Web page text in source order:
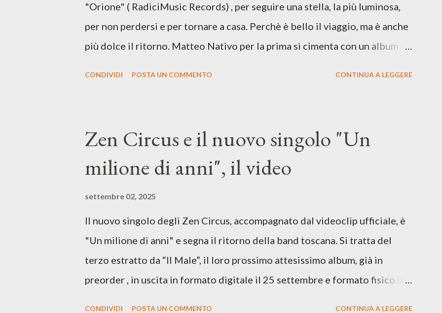
il suo nuovo percorso artistico con una composizi...
"Orione" ( RadiciMusic Records) , per seguire una stella, la più luminosa,
per non perdersi e per tornare a casa. Perchè è bello il viaggio, ma è anche
più dolce il ritorno. Matteo Nativo per la prima si cimenta con un album di
voce della cantautrice Silvia Conti. Perdersi. Dicevamo. Ed è da qui che il
nostro inizia questo concept musicale, con " Che ora è" , raccontando la
opprime, giusta condizione di sopraffazione: "Non so che ora è, che
giorno è, di questa estate che...". E' raro fare uscire come singolo una
cover, ma...
CONDIVIDI POSTA UN COMMENTO CONTINUA A LEGGERE
Zen Circus e il nuovo singolo "Un
milione di anni", il video
settembre 02, 2025
Il nuovo singolo degli Zen Circus, accompagnato dal videoclip ufficiale, è
"Un milione di anni" e segna il ritorno della band toscana. Si tratta del
terzo estratto da “Il Male”, il loro prossimo attesissimo album, già in
preorder , in uscita in formato digitale il 25 settembre e formato fisico il
CONDIVIDI POSTA UN COMMENTO CONTINUA A LEGGERE